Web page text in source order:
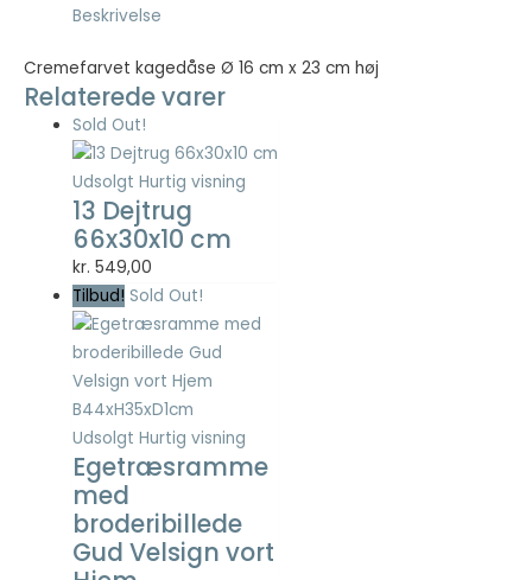
Beskrivelse
Cremefarvet kagedåse Ø 16 cm x 23 cm høj
Relaterede varer
Sold Out!
Udsolgt Hurtig visning
13 Dejtrug
66x30x10 cm
kr. 549,00
Tilbud! Sold Out!
Udsolgt Hurtig visning
Egetræsramme
med
broderibillede
Gud Velsign vort
Nødvendig
Nødvendige
cookies hjælper
med at gøre en
hjemmeside
brugbar ved at
aktivere
grundlæggende
funktioner
såsom side-
navigation og
adgang til sikre
områder af
hjemmesiden.
Hjemmesiden
kan ikke fungere
ordentligt uden
disse cookies.